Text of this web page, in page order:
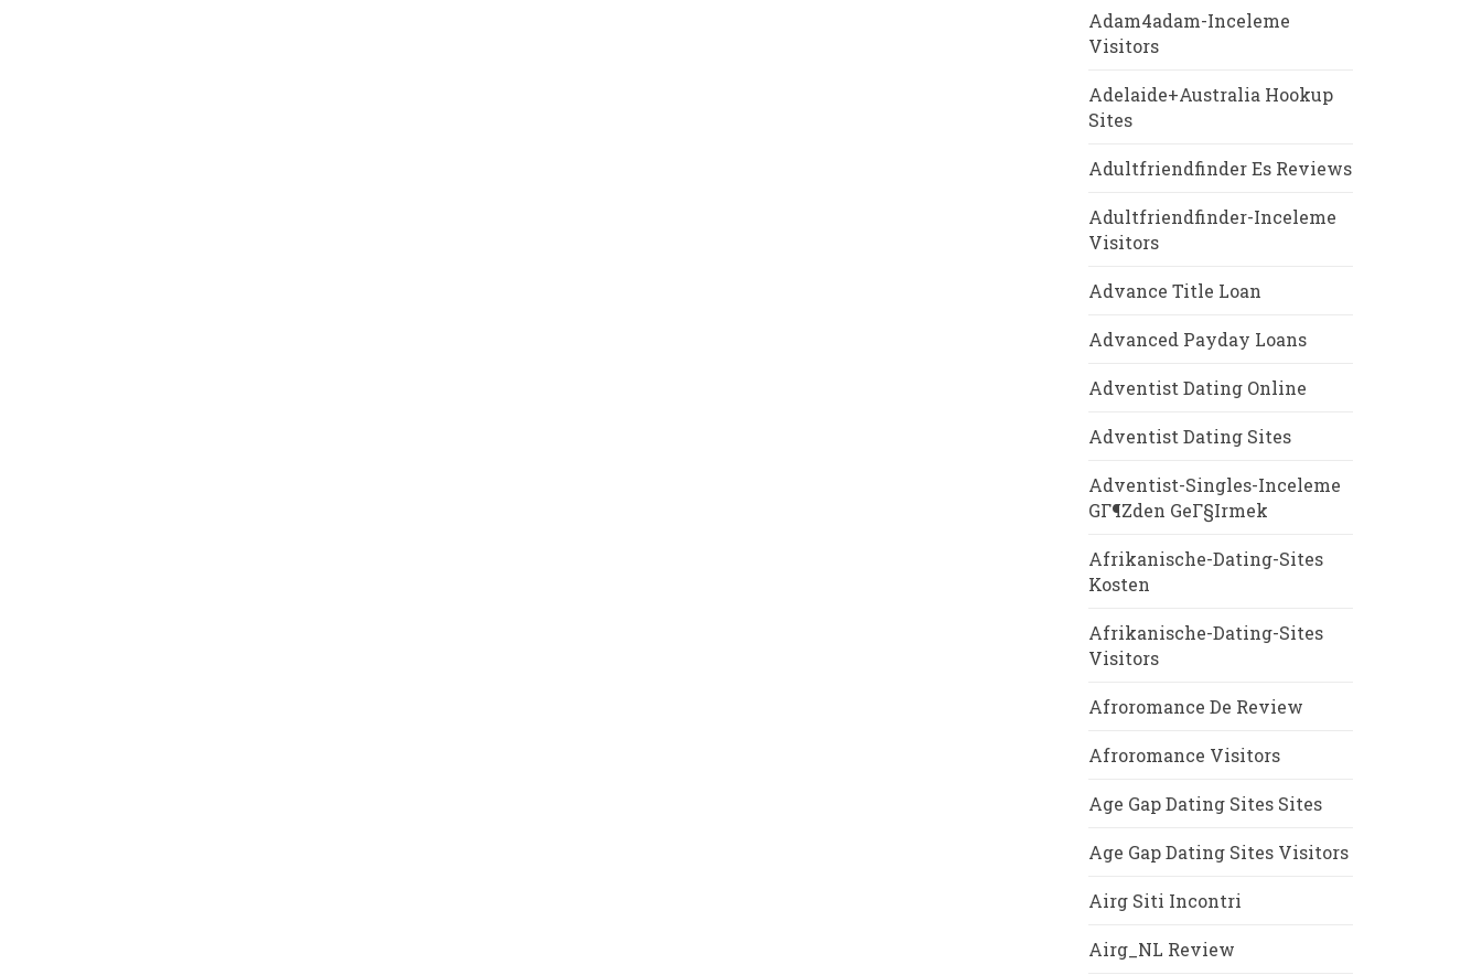
Adam4adam-Inceleme
Visitors
Adelaide+Australia Hookup
Sites
Adultfriendfinder Es Reviews
Adultfriendfinder-Inceleme
Visitors
Advance Title Loan
Advanced Payday Loans
Adventist Dating Online
Adventist Dating Sites
Adventist-Singles-Inceleme
GГ¶zden GeГ§irmek
Afrikanische-Dating-Sites
Kosten
Afrikanische-Dating-Sites
Visitors
Afroromance De Review
Afroromance Visitors
Age Gap Dating Sites Sites
Age Gap Dating Sites Visitors
Airg Siti Incontri
Airg_NL Review